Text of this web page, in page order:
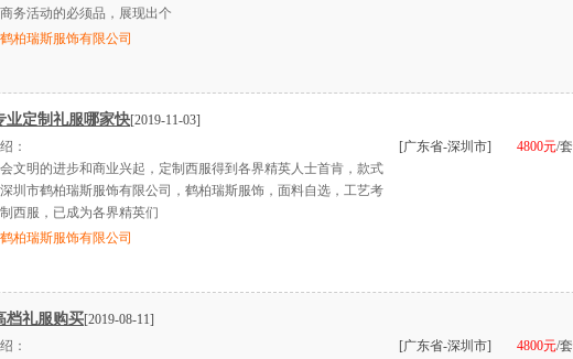
务活动的必须品，展现出个
柏瑞斯服饰有限公司
业定制礼服哪家快[2019-11-03]
：
文明的进步和商业兴起，定制西服得到各界精英人士首肯，款式
圳市鹤柏瑞斯服饰有限公司，鹤柏瑞斯服饰，面料自选，工艺考
西服，已成为各界精英们
柏瑞斯服饰有限公司
[广东省-深圳市] 4800元/套
档礼服购买[2019-08-11]
：
[广东省-深圳市] 4800元/套